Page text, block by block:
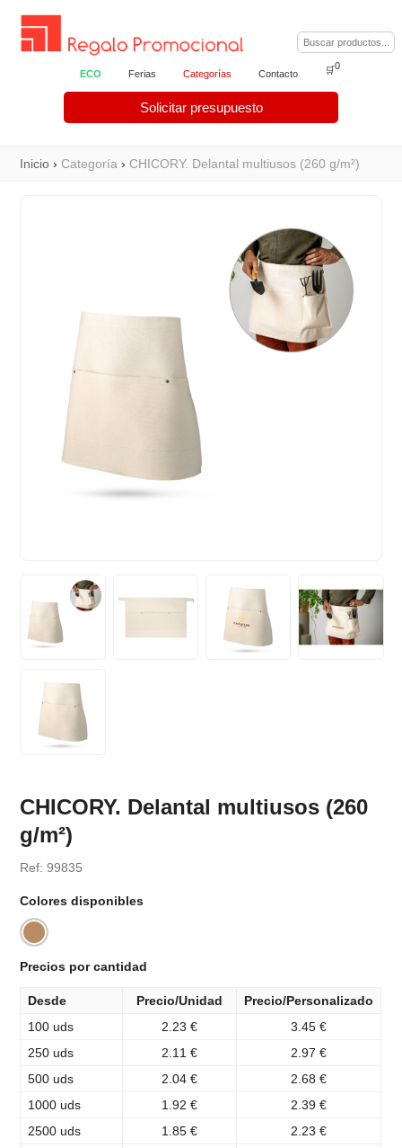
ECO Ferias Categorías Contacto
Solicitar presupuesto
🛒0
Inicio ›Categoría ›CHICORY. Delantal multiusos (260 g/m²)
CHICORY. Delantal multiusos (260
g/m²)
Ref: 99835
Colores disponibles
Precios por cantidad
Desde Precio/Unidad
Precio/Personalizado
100 uds
2.23 €
3.45 €
250 uds
2.11 €
2.97 €
500 uds
2.04 €
2.68 €
1000 uds
1.92 €
2.39 €
2500 uds
1.85 €
2.23 €